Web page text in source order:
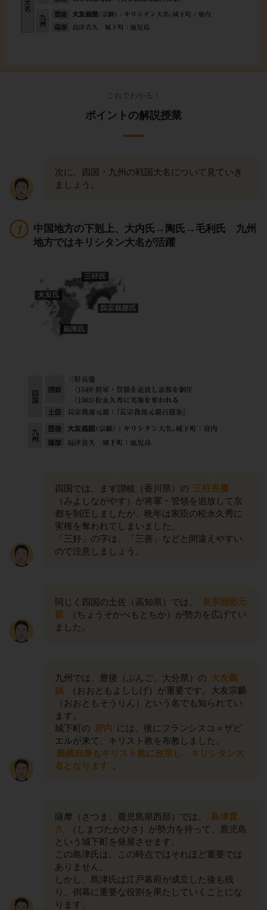
これでわかる！
ポイントの解説授業
次に、四国・九州の戦国大名について見ていき
ましょう。
中国地方の下剋上、大内氏→陶氏→毛利氏 九州
地方ではキリシタン大名が活躍
四国では、まず讃岐（香川県）の 三好長慶
（みよしながやす）が将軍・管領を追放して京
都を制圧しましたが、晩年は家臣の松永久秀に
実権を奪われてしまいました。
「三好」の字は、「三善」などと間違えやすい
ので注意しましょう。
同じく四国の土佐（高知県）では、
長宗我部元
親
（ちょうそかべもとちか）が勢力を広げてい
ました。
九州では、豊後（ぶんご、大分県）の 大友義
鎮
（おおともよししげ）が重要です。大友宗麟
（おおともそうりん）という名でも知られてい
ます。
城下町の
府内 には、後にフランシスコ＝ザビ
エルが来て、キリスト教を布教しました。
義鎮自身もキリスト教に改宗し、キリシタン大
名となります
薩摩（さつま、鹿児島県西部）では、
島津貴
久
（しまづたかひさ）が勢力を持って、鹿児島
という城下町を発展させます。
この島津氏は、この時点ではそれほど重要では
ありません。
しかし、島津氏は江戸幕府が成立した後も残
り、倒幕に重要な役割を果たしていくことにな
ります。